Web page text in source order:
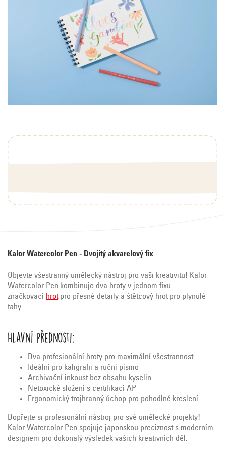
Kalor Watercolor Pen - Dvojitý akvarelový fix
Objevte všestranný umělecký nástroj pro vaši kreativitu! Kalor
Watercolor Pen kombinuje dva hroty v jednom fixu -
značkovací hrot pro přesné detaily a štětcový hrot pro plynulé
tahy.
Hlavní přednosti:
Dva profesionální hroty pro maximální všestrannost
Ideální pro kaligrafii a ruční písmo
Archivační inkoust bez obsahu kyselin
Netoxické složení s certifikací AP
Ergonomický trojhranný úchop pro pohodlné kreslení
Dopřejte si profesionální nástroj pro své umělecké projekty!
Kalor Watercolor Pen spojuje japonskou preciznost s moderním
designem pro dokonalý výsledek vašich kreativních děl.